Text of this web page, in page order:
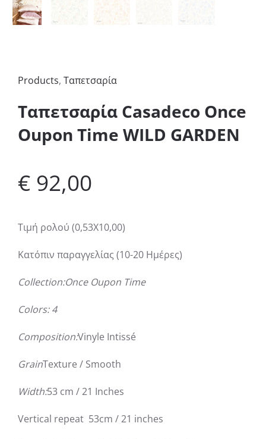
Products, Ταπετσαρία
Ταπετσαρία Casadeco Once
Oupon Time WILD GARDEN
€ 92,00
Τιμή ρολού (0,53Χ10,00)
Κατόπιν παραγγελίας (10-20 Ημέρες)
Collection:Once Oupon Time
Colors: 4
Composition:Vinyle Intissé
GrainTexture / Smooth
Width:53 cm / 21 Inches
Vertical repeat 53cm / 21 inches